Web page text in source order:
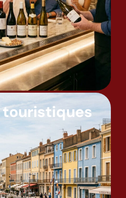
touristiques